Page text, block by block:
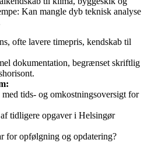
Kan mangle dyb teknisk analyse
ofte lavere timepris, kendskab til
dokumentation, begrænset skriftlig
tids- og omkostningsoversigt for
tidligere opgaver i Helsingør
for opfølgning og opdatering?